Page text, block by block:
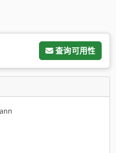
查询可用性